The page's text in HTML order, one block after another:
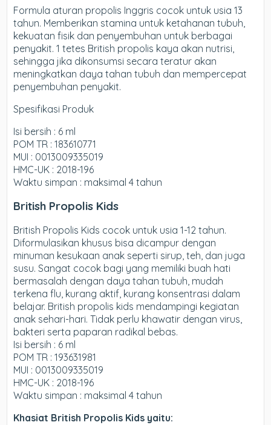
Formula aturan propolis Inggris cocok untuk usia 13
tahun. Memberikan stamina untuk ketahanan tubuh,
kekuatan fisik dan penyembuhan untuk berbagai
penyakit. 1 tetes British propolis kaya akan nutrisi,
sehingga jika dikonsumsi secara teratur akan
meningkatkan daya tahan tubuh dan mempercepat
penyembuhan penyakit.
Spesifikasi Produk
Isi bersih : 6 ml
POM TR : 183610771
MUI : 0013009335019
HMC-UK : 2018-196
Waktu simpan : maksimal 4 tahun
British Propolis Kids
British Propolis Kids cocok untuk usia 1-12 tahun.
Diformulasikan khusus bisa dicampur dengan
minuman kesukaan anak seperti sirup, teh, dan juga
susu. Sangat cocok bagi yang memiliki buah hati
bermasalah dengan daya tahan tubuh, mudah
terkena flu, kurang aktif, kurang konsentrasi dalam
belajar. British propolis kids mendampingi kegiatan
anak sehari-hari. Tidak perlu khawatir dengan virus,
bakteri serta paparan radikal bebas.
Isi bersih : 6 ml
POM TR : 193631981
MUI : 0013009335019
HMC-UK : 2018-196
Waktu simpan : maksimal 4 tahun
Khasiat British Propolis Kids yaitu: